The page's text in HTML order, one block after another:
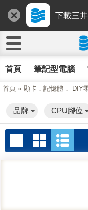
下載三
首頁 筆記型電腦
首頁 » 顯卡．記憶體． DIY
品牌 CPU腳位